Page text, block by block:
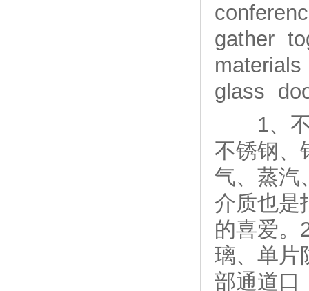
gather
glass
1、不
不锈钢、
气、蒸汽
介质也是
的喜爱。
璃、单片
部通道口